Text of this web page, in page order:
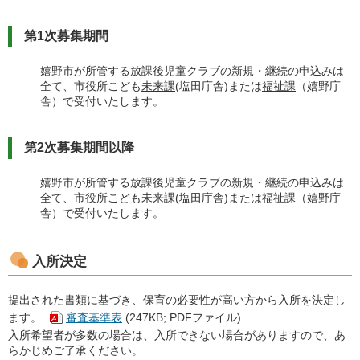
第1次募集期間
嬉野市が所管する放課後児童クラブの新規・継続の申込みは
全て、市役所こども未来課(塩田庁舎)または福祉課 （嬉野庁
舎）で受付いたします。
第2次募集期間以降
嬉野市が所管する放課後児童クラブの新規・継続の申込みは
全て、市役所こども未来課(塩田庁舎)または福祉課 （嬉野庁
舎）で受付いたします。
入所決定
提出された書類に基づき、保育の必要性が高い方から入所を決定し
ます。
審査基準表 (247KB; PDFファイル)
入所希望者が多数の場合は、入所できない場合がありますので、あ
らかじめご了承ください。